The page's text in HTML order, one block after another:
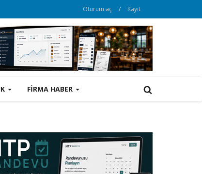
Oturum aç / Kayıt
FİRMA HABER